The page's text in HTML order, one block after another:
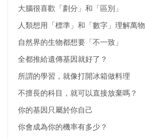
大腦很喜歡「劃分」和「區別」
人類想用「標準」和「數字」理解萬物
自然界的生物都想要「不一致」
全都推給遺傳基因就好了？
所謂的學習，就像打開冰箱做料理
不擅長的科目，就可以直接放棄嗎？
你的基因只屬於你自己
你會成為你的機率有多少？